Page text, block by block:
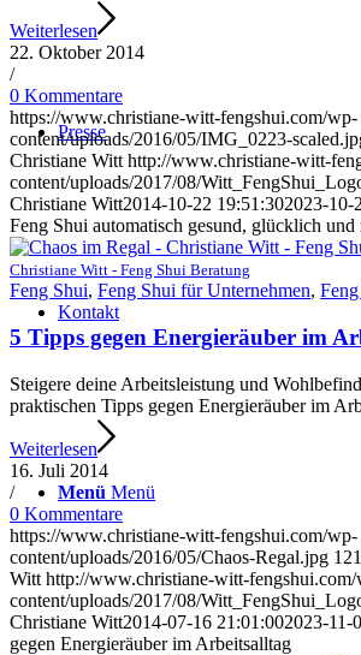
Presse
Kontakt
Menü Menü
Weiterlesen
22. Oktober 2014
/
0 Kommentare
https://www.christiane-witt-fengshui.com/wp-
content/uploads/2016/05/IMG_0223-
Christiane Witt http://www.christiane-witt-
content/uploads/2017/08/
Christiane Witt2014-10-22 19:51:302023-10-
Feng Shui automatisch gesund, glücklich und
Christiane Witt - Feng Shui Beratung
Feng Shui, Feng Shui für Unternehmen,
5 Tipps gegen Energieräuber im
Steigere deine Arbeitsleistung und
praktischen Tipps gegen Energieräuber im
Weiterlesen
16. Juli 2014
/
0 Kommentare
https://www.christiane-witt-fengshui.com/wp-
content/uploads/2016/05/Chaos-Regal.jpg
Witt http://www.christiane-witt-
content/uploads/2017/08/
Christiane Witt2014-07-16 21:01:002023-11-
gegen Energieräuber im Arbeitsalltag